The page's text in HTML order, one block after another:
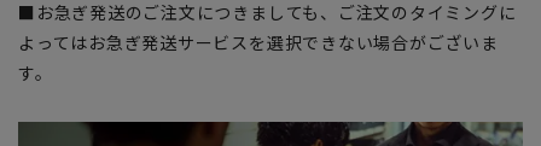
■お急ぎ発送のご注文につきましても、ご注文のタイミングに
よってはお急ぎ発送サービスを選択できない場合がございま
す。